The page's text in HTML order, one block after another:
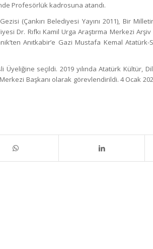
Profesörlük kadrosuna atandı.
(Çankırı Belediyesi Yayını 2011), Bir
Dr. Rıfkı Kamil Urga Araştırma Merkezi
Anıtkabir’e Gazi Mustafa Kemal
Üyeliğine seçildi. 2019 yılında Atatürk Kültür,
Merkezi Başkanı olarak görevlendirildi. 4 Ocak